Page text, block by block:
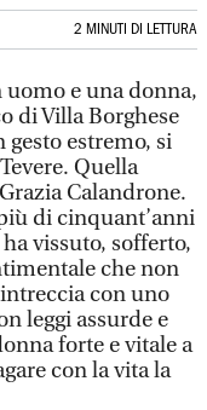
2 MINUTI DI LETTURA
uomo e una donna,
di Villa Borghese
estremo, si
Quella
Calandrone.
di cinquant’anni
vissuto, sofferto,
che non
con uno
leggi assurde e
forte e vitale a
con la vita la